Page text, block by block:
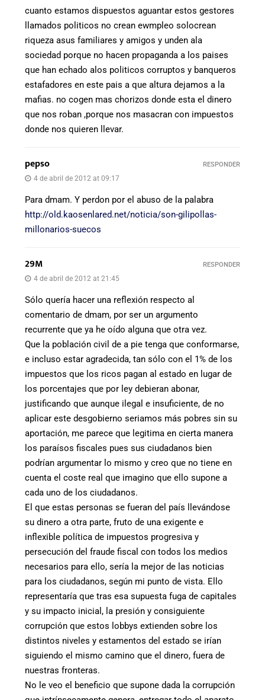
cuanto estamos dispuestos aguantar estos gestores
llamados politicos no crean ewmpleo solocrean
riqueza asus familiares y amigos y unden ala
sociedad porque no hacen propaganda a los paises
que han echado alos politicos corruptos y banqueros
estafadores en este pais a que altura dejamos a la
mafias. no cogen mas chorizos donde esta el dinero
que nos roban ,porque nos masacran con impuestos
donde nos quieren llevar.
pepso
4 de abril de 2012 at 09:17
Para dmam. Y perdon por el abuso de la palabra
http://old.kaosenlared.net/noticia/son-gilipollas-
millonarios-suecos
RESPONDER
29M
4 de abril de 2012 at 21:45
Sólo quería hacer una reflexión respecto al
comentario de dmam, por ser un argumento
recurrente que ya he oído alguna que otra vez.
Que la población civil de a pie tenga que conformarse,
e incluso estar agradecida, tan sólo con el 1% de los
impuestos que los ricos pagan al estado en lugar de
los porcentajes que por ley debieran abonar,
justificando que aunque ilegal e insuficiente, de no
aplicar este desgobierno seriamos más pobres sin su
aportación, me parece que legitima en cierta manera
los paraísos fiscales pues sus ciudadanos bien
podrían argumentar lo mismo y creo que no tiene en
cuenta el coste real que imagino que ello supone a
cada uno de los ciudadanos.
El que estas personas se fueran del país llevándose
su dinero a otra parte, fruto de una exigente e
inflexible política de impuestos progresiva y
persecución del fraude fiscal con todos los medios
necesarios para ello, sería la mejor de las noticias
para los ciudadanos, según mi punto de vista. Ello
representaría que tras esa supuesta fuga de capitales
y su impacto inicial, la presión y consiguiente
corrupción que estos lobbys extienden sobre los
distintos niveles y estamentos del estado se irían
siguiendo el mismo camino que el dinero, fuera de
nuestras fronteras.
No le veo el beneficio que supone dada la corrupción
RESPONDER